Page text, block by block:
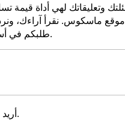
وتعليقاتك لهي أداة قيمة
ماسكوس. نقرأ آراءك، ونرد
طلبكم في أسرع وقت ممكن.
أريد ردًا على رأيي.